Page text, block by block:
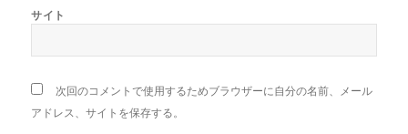
サイト
次回のコメントで使用するためブラウザーに自分の名前、メール
アドレス、サイトを保存する。